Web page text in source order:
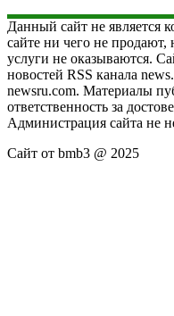
Данный сайт не является
сайте ни чего не
услуги не оказываются.
новостей RSS канала
newsru.com. Материалы
ответственность за
Администрация сайта не
Сайт от bmb3 @ 2025